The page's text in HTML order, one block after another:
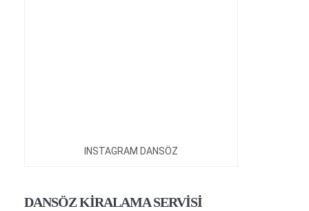
INSTAGRAM DANSÖZ
DANSÖZ KİRALAMA SERVİSİ